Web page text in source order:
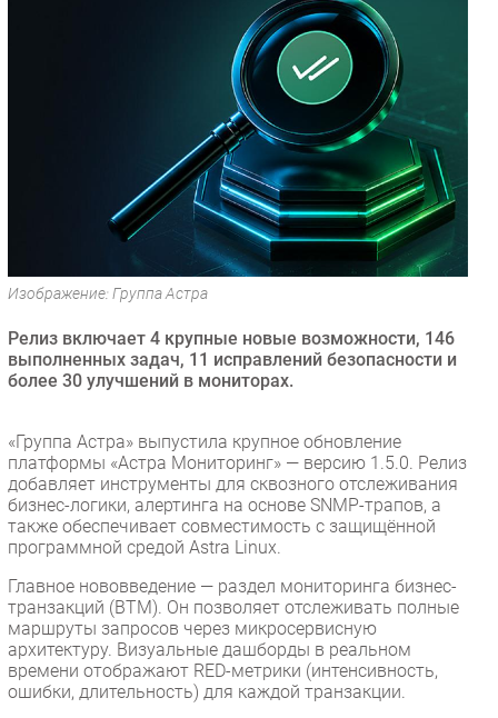
Инновации
Гаджеты
Здоровье
РАЗДЕЛЫ
Новости
Аналитика
Интервью
Проекты
IT класс
Тестовый стенд
Каталог компаний
Изображение: Группа Астра
Релиз включает 4 крупные новые возможности, 146
выполненных задач, 11 исправлений безопасности и
более 30 улучшений в мониторах.
«Группа Астра» выпустила крупное обновление
платформы «Астра Мониторинг» — версию 1.5.0. Релиз
добавляет инструменты для сквозного отслеживания
бизнес-логики, алертинга на основе SNMP-трапов, а
также обеспечивает совместимость с защищённой
программной средой Astra Linux.
Главное нововведение — раздел мониторинга бизнес-
транзакций (BTM). Он позволяет отслеживать полные
маршруты запросов через микросервисную
архитектуру. Визуальные дашборды в реальном
времени отображают RED-метрики (интенсивность,
ошибки, длительность) для каждой транзакции.